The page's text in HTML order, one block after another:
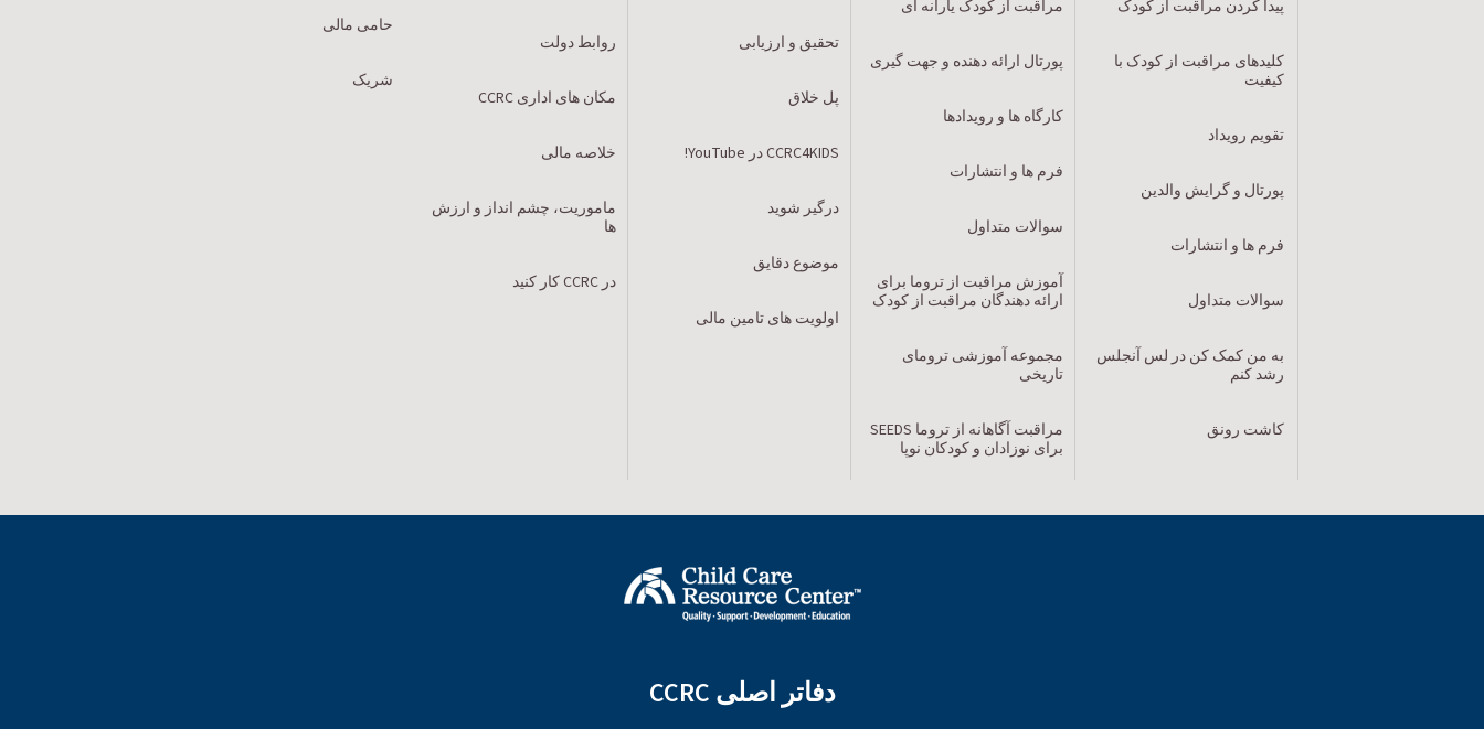
پیدا کردن مراقبت از کودک
کلیدهای مراقبت از کودک با
کیفیت
تقویم رویداد
پورتال و گرایش والدین
فرم ها و انتشارات
سوالات متداول
به من کمک کن در لس آنجلس
رشد کنم
کاشت رونق
مراقبت از کودک یارانه ای
پورتال ارائه دهنده و جهت گیری
کارگاه ها و رویدادها
فرم ها و انتشارات
سوالات متداول
آموزش مراقبت از تروما برای
ارائه دهندگان مراقبت از کودک
مجموعه آموزشی ترومای
تاریخی
مراقبت آگاهانه از تروما SEEDS
برای نوزادان و کودکان نوپا
تحقیق و ارزیابی
پل خلاق
CCRC4KIDS در YouTube!
درگیر شوید
موضوع دقایق
اولویت های تامین مالی
روابط دولت
مکان های اداری CCRC
خلاصه مالی
ماموریت، چشم انداز و ارزش
ها
در CCRC کار کنید
حامی مالی
شریک
دفاتر اصلی CCRC